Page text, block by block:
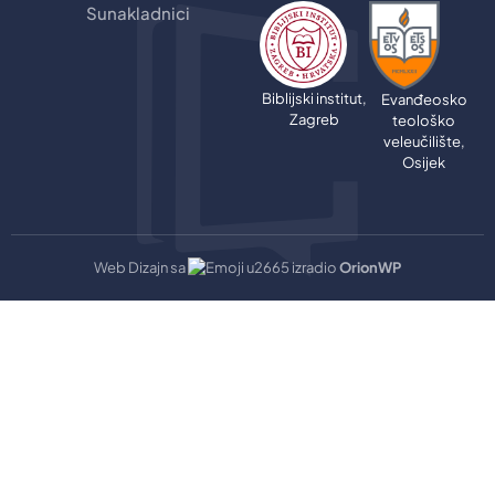
Sunakladnici
Biblijski institut,
Zagreb
Evanđeosko
teološko
veleučilište,
Osijek
Web Dizajn sa izradioOrionWP